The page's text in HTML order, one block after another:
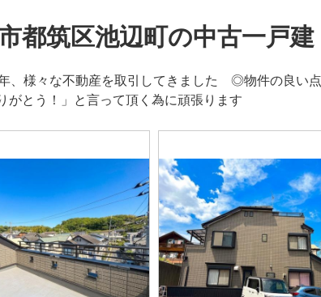
都筑区池辺町の中古一戸建
、様々な不動産を取引してきました ◎物件の良い
がとう！」と言って頂く為に頑張ります